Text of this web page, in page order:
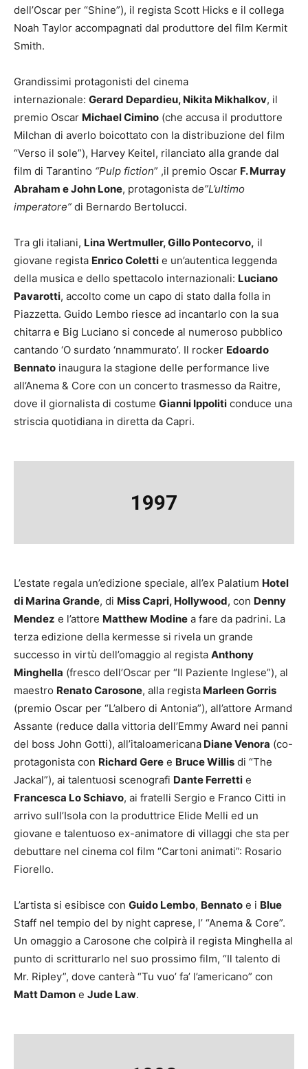
dell’Oscar per “Shine”), il regista Scott Hicks e il collega
Noah Taylor accompagnati dal produttore del film Kermit
Smith.
Grandissimi protagonisti del cinema
internazionale: Gerard Depardieu, Nikita Mikhalkov, il
premio Oscar Michael Cimino (che accusa il produttore
Milchan di averlo boicottato con la distribuzione del film
“Verso il sole”), Harvey Keitel, rilanciato alla grande dal
film di Tarantino “Pulp fiction” ,il premio Oscar F. Murray
Abraham e John Lone, protagonista de”L’ultimo
imperatore” di Bernardo Bertolucci.
Tra gli italiani, Lina Wertmuller, Gillo Pontecorvo, il
giovane regista Enrico Coletti e un’autentica leggenda
della musica e dello spettacolo internazionali: Luciano
Pavarotti, accolto come un capo di stato dalla folla in
Piazzetta. Guido Lembo riesce ad incantarlo con la sua
chitarra e Big Luciano si concede al numeroso pubblico
cantando ‘O surdato ‘nnammurato’. Il rocker Edoardo
Bennato inaugura la stagione delle performance live
all’Anema & Core con un concerto trasmesso da Raitre,
dove il giornalista di costume Gianni Ippoliti conduce una
striscia quotidiana in diretta da Capri.
1997
L’estate regala un’edizione speciale, all’ex Palatium Hotel
di Marina Grande, di Miss Capri, Hollywood, con Denny
Mendez e l’attore Matthew Modine a fare da padrini. La
terza edizione della kermesse si rivela un grande
successo in virtù dell’omaggio al regista Anthony
Minghella (fresco dell’Oscar per “Il Paziente Inglese”), al
maestro Renato Carosone, alla regista Marleen Gorris
(premio Oscar per “L’albero di Antonia”), all’attore Armand
Assante (reduce dalla vittoria dell’Emmy Award nei panni
del boss John Gotti), all’italoamericana Diane Venora (co-
protagonista con Richard Gere e Bruce Willis di “The
Jackal”), ai talentuosi scenografi Dante Ferretti e
Francesca Lo Schiavo, ai fratelli Sergio e Franco Citti in
arrivo sull’Isola con la produttrice Elide Melli ed un
giovane e talentuoso ex-animatore di villaggi che sta per
debuttare nel cinema col film “Cartoni animati”: Rosario
Fiorello.
L’artista si esibisce con Guido Lembo, Bennato e i Blue
Staff nel tempio del by night caprese, l’ “Anema & Core”.
Un omaggio a Carosone che colpirà il regista Minghella al
punto di scritturarlo nel suo prossimo film, “Il talento di
Mr. Ripley”, dove canterà “Tu vuo’ fa’ l’americano” con
Matt Damon e Jude Law.